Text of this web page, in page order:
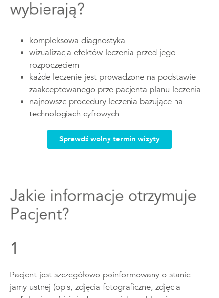
wybierają?
kompleksowa diagnostyka
wizualizacja efektów leczenia przed jego
rozpoczęciem
każde leczenie jest prowadzone na podstawie
zaakceptowanego prze pacjenta planu leczenia
najnowsze procedury leczenia bazujące na
technologiach cyfrowych
Sprawdź wolny termin wizyty
Jakie informacje otrzymuje
Pacjent?
1
Pacjent jest szczegółowo poinformowany o stanie
jamy ustnej (opis, zdjęcia fotograficzne, zdjęcia